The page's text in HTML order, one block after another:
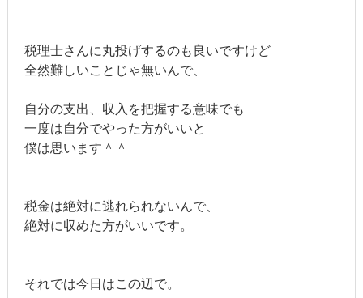
税理士さんに丸投げするのも良いですけど
全然難しいことじゃ無いんで、
自分の支出、収入を把握する意味でも
一度は自分でやった方がいいと
僕は思います＾＾
税金は絶対に逃れられないんで、
絶対に収めた方がいいです。
それでは今日はこの辺で。